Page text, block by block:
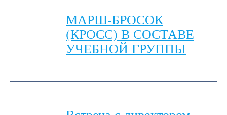
МАРШ-БРОСОК
(КРОСС) В СОСТАВЕ
УЧЕБНОЙ ГРУППЫ